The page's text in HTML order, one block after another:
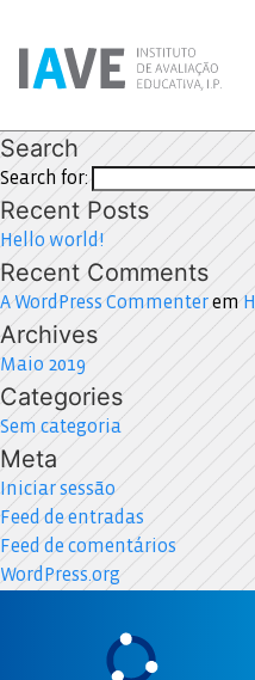
Search
Search for:
Recent Posts
Hello world!
Recent Comments
A WordPress Commenterem
Archives
Maio 2019
Categories
Sem categoria
Meta
Iniciar sessão
Feed de entradas
Feed de comentários
WordPress.org